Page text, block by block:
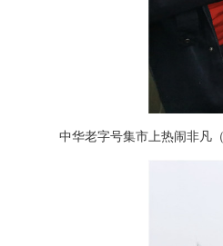
中华老字号集市上热闹非凡